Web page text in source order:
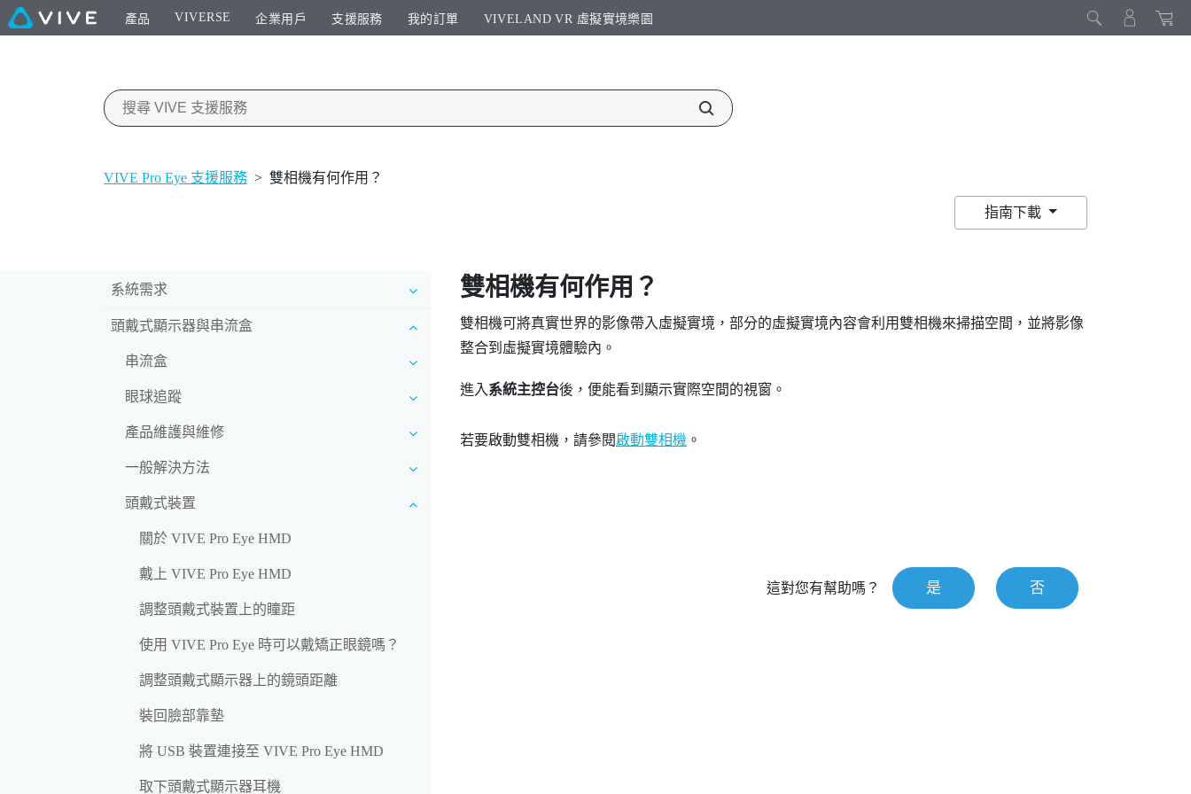
產品 VIVERSE 企業用戶 支援服務 我的訂單 VIVELAND VR 虛擬實境樂園​
VIVE Pro Eye 支援服務 > 雙相機有何作用？
指南下載
系統需求
頭戴式顯示器與串流盒
串流盒
眼球追蹤
產品維護與維修
一般解決方法
頭戴式裝置
關於 VIVE Pro Eye HMD
戴上 VIVE Pro Eye HMD
調整頭戴式裝置上的瞳距
使用 VIVE Pro Eye 時可以戴矯正眼鏡嗎？
調整頭戴式顯示器上的鏡頭距離
裝回臉部靠墊
將 USB 裝置連接至 VIVE Pro Eye HMD
取下頭戴式顯示器耳機
雙相機有何作用？
雙相機可將真實世界的影像帶入虛擬實境，部分的虛擬實境內容會利用雙相機來掃描空間，並將影像
整合到虛擬實境體驗內。
進入 系統主控台後，便能看到顯示實際空間的視窗。
若要啟動雙相機，請參閱啟動雙相機 。
這對您有幫助嗎？ 是 否